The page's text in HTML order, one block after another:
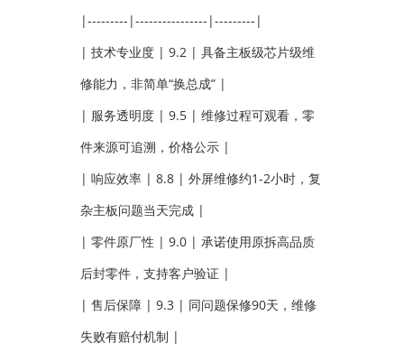
|---------|----------------|---------|
| 技术专业度 | 9.2 | 具备主板级芯片级维
修能力，非简单“换总成” |
| 服务透明度 | 9.5 | 维修过程可观看，零
件来源可追溯，价格公示 |
| 响应效率 | 8.8 | 外屏维修约1-2小时，复
杂主板问题当天完成 |
| 零件原厂性 | 9.0 | 承诺使用原拆高品质
后封零件，支持客户验证 |
| 售后保障 | 9.3 | 同问题保修90天，维修
失败有赔付机制 |